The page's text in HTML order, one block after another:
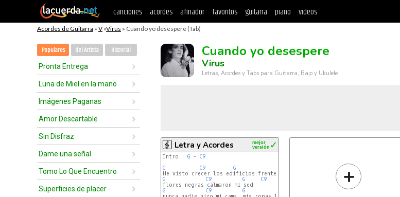
canciones acordes afinador favoritos guitarra piano videos
Acordes de Guitarra » V »Virus » Cuando yo desespere (Tab)
Populares del Artista Historial
Pronta Entrega
Luna de Miel en la mano
Imágenes Paganas
Amor Descartable
Sin Disfraz
Dame una señal
Tomo Lo Que Encuentro
Superficies de placer
Cuando yo desespere
Virus
Letras, Acordes y Tabs para Guitarra, Bajo y Ukulele
Letra y Acordes ✓
mejor
versión
Intro : G - C9
G
C9 G
G
C9 G
C9
G
C9 G
+